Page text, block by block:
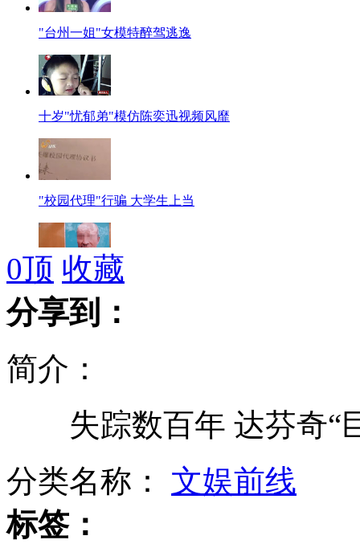
"台州一姐"女模特醉驾逃逸
十岁"忧郁弟"模仿陈奕迅视频风靡
"校园代理"行骗 大学生上当
老人被照遗照 主任称可当风景画挂
院长称产妇腹内纱布是自己塞的
女子中百万美元大奖后仍领救济
0顶 收藏
分享到：
简介：
失踪数百年 达芬奇“
分类名称： 文娱前线
标签：